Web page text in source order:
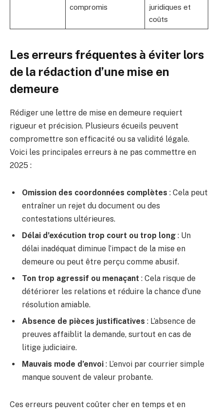
compromis
juridiques et
coûts
Les erreurs fréquentes à éviter lors
de la rédaction d’une mise en
demeure
Rédiger une lettre de mise en demeure requiert
rigueur et précision. Plusieurs écueils peuvent
compromettre son efficacité ou sa validité légale.
Voici les principales erreurs à ne pas commettre en
2025 :
Omission des coordonnées complètes : Cela peut
entraîner un rejet du document ou des
contestations ultérieures.
Délai d’exécution trop court ou trop long : Un
délai inadéquat diminue l’impact de la mise en
demeure ou peut être perçu comme abusif.
Ton trop agressif ou menaçant : Cela risque de
détériorer les relations et réduire la chance d’une
résolution amiable.
Absence de pièces justificatives : L’absence de
preuves affaiblit la demande, surtout en cas de
litige judiciaire.
Mauvais mode d’envoi : L’envoi par courrier simple
manque souvent de valeur probante.
Ces erreurs peuvent coûter cher en temps et en